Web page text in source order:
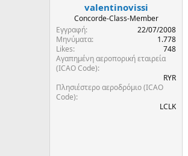
t
e
r
ί
α
ι
ρ
valentinovissi
Concorde-Class-Member
Εγγραφή
22/07/2008
Μηνύματα
1.778
Likes
748
Αγαπημένη αεροπορική εταιρεία
(ICAO Code)
RYR
Πλησιέστερο αεροδρόμιο (ICAO
Code)
LCLK